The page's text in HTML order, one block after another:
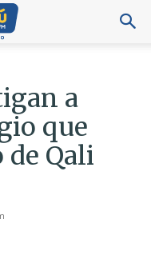
a
que
Qali